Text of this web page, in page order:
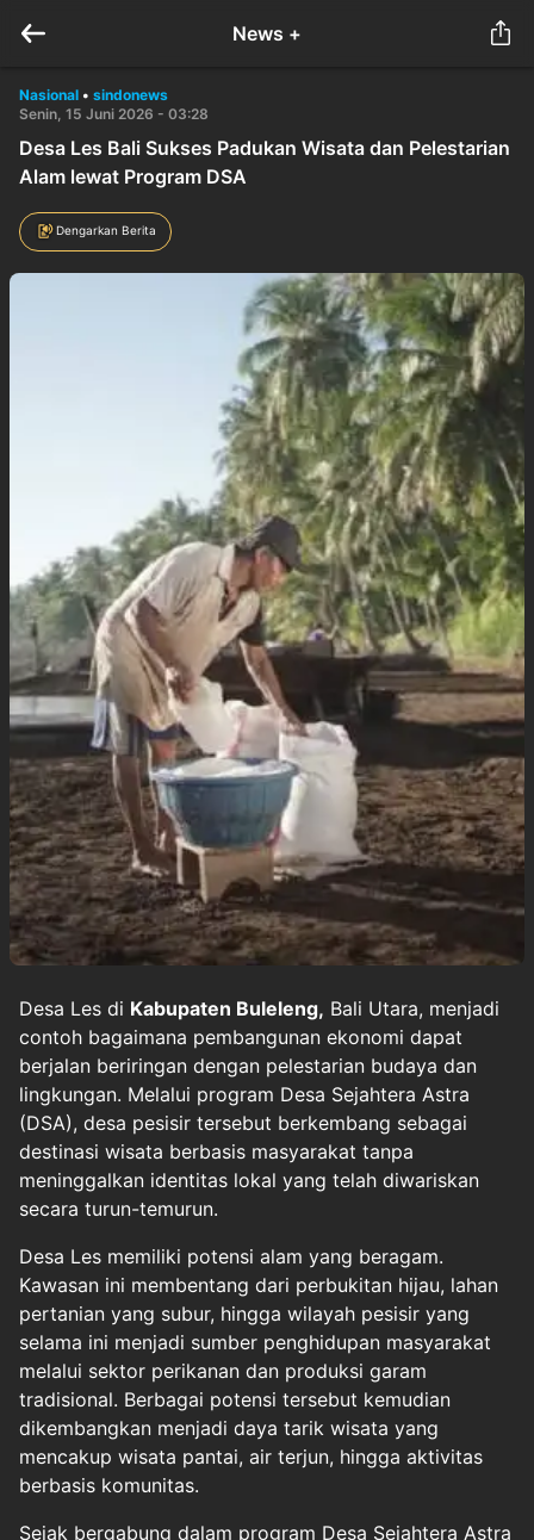
News +
Nasional • sindonews
Senin, 15 Juni 2026 - 03:28
Desa Les Bali Sukses Padukan Wisata dan Pelestarian
Alam lewat Program DSA
Dengarkan Berita
Desa Les di Kabupaten Buleleng, Bali Utara, menjadi
contoh bagaimana pembangunan ekonomi dapat
berjalan beriringan dengan pelestarian budaya dan
lingkungan. Melalui program Desa Sejahtera Astra
(DSA), desa pesisir tersebut berkembang sebagai
destinasi wisata berbasis masyarakat tanpa
meninggalkan identitas lokal yang telah diwariskan
secara turun-temurun.
Desa Les memiliki potensi alam yang beragam.
Kawasan ini membentang dari perbukitan hijau, lahan
pertanian yang subur, hingga wilayah pesisir yang
selama ini menjadi sumber penghidupan masyarakat
melalui sektor perikanan dan produksi garam
tradisional. Berbagai potensi tersebut kemudian
dikembangkan menjadi daya tarik wisata yang
mencakup wisata pantai, air terjun, hingga aktivitas
berbasis komunitas.
Sejak bergabung dalam program Desa Sejahtera Astra